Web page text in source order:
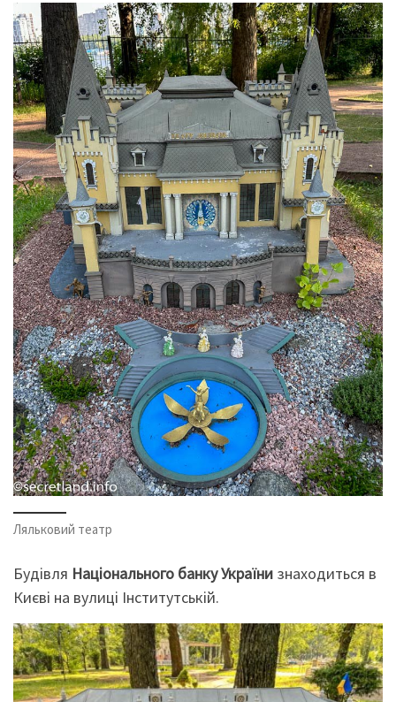
Ляльковий театр
Будівля Національного банку України знаходиться в
Києві на вулиці Інститутській.